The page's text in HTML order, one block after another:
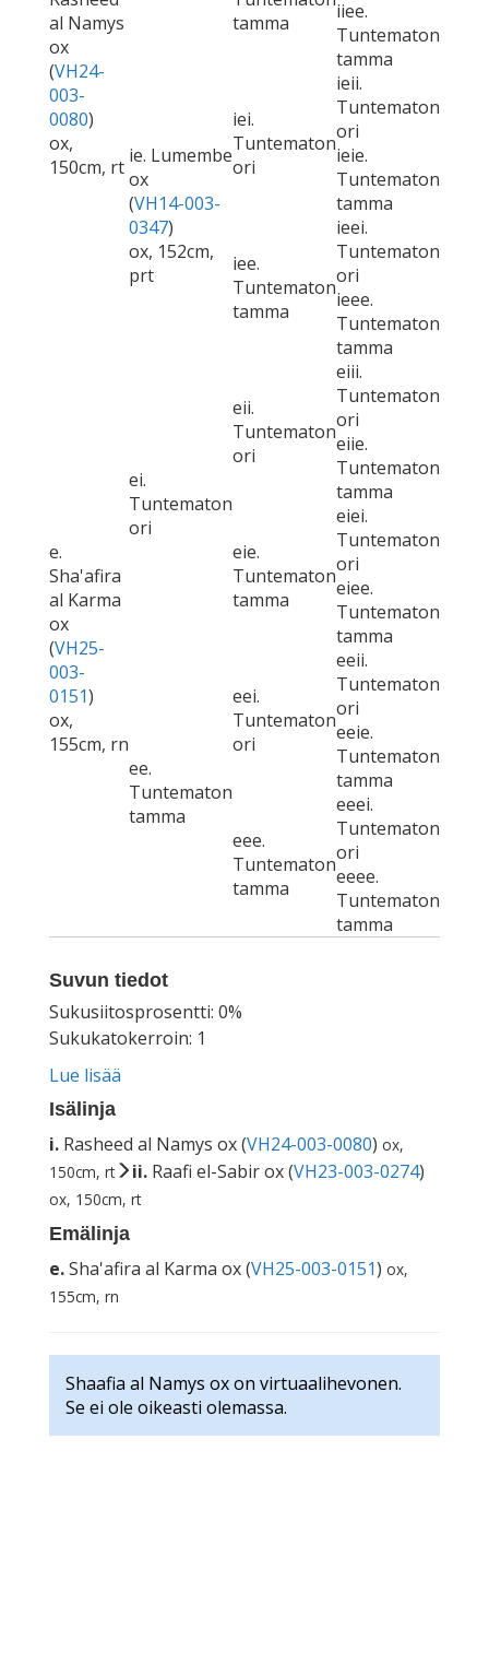
al Namys
ox
(VH24-
003-
0080)
ox,
150cm, rt
tamma
iiee.
Tuntematon
tamma
ie. Lumembe
ox
(VH14-003-
0347)
ox, 152cm,
prt
iei.
Tuntematon
ori
ieii.
Tuntematon
ori
ieie.
Tuntematon
tamma
iee.
Tuntematon
tamma
ieei.
Tuntematon
ori
ieee.
Tuntematon
tamma
e.
Sha'afira
al Karma
ox
(VH25-
003-
0151)
ox,
155cm, rn
ei.
Tuntematon
ori
eii.
Tuntematon
ori
eiii.
Tuntematon
ori
eiie.
Tuntematon
tamma
eie.
Tuntematon
tamma
eiei.
Tuntematon
ori
eiee.
Tuntematon
tamma
ee.
Tuntematon
tamma
eei.
Tuntematon
ori
eeii.
Tuntematon
ori
eeie.
Tuntematon
tamma
eee.
Tuntematon
tamma
eeei.
Tuntematon
ori
eeee.
Tuntematon
tamma
Suvun tiedot
Sukusiitosprosentti: 0%
Sukukatokerroin: 1
Lue lisää
Isälinja
i. Rasheed al Namys ox (VH24-003-0080) ox,
150cm, rt
ii. Raafi el-Sabir ox (VH23-003-0274)
ox, 150cm, rt
Emälinja
e.Sha'afira al Karma ox (VH25-003-0151) ox,
155cm, rn
Shaafia al Namys ox on virtuaalihevonen.
Se ei ole oikeasti olemassa.